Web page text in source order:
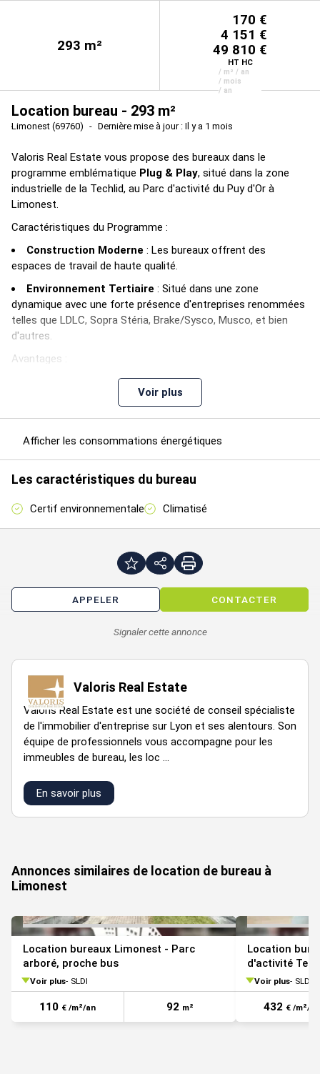
293 m²
170 €
4 151 €
49 810 €
HT HC
/ m² / an
/ mois
/ an
Location bureau - 293 m²
Limonest (69760) Dernière mise à jour : Il y a 1 mois
Valoris Real Estate vous propose des bureaux dans le
programme emblématique Plug & Play, situé dans la zone
industrielle de la Techlid, au Parc d'activité du Puy d'Or à
Limonest.
Caractéristiques du Programme :
Construction Moderne : Les bureaux offrent des
espaces de travail de haute qualité.
Environnement Tertiaire : Situé dans une zone
dynamique avec une forte présence d'entreprises renommées
telles que LDLC, Sopra Stéria, Brake/Sysco, Musco, et bien
d'autres.
Avantages :
: Proximité des axes autoroutiers pour un
Bureaux partiellement cloisonnés
Très Lumineux
Les bureaux disponibles immédiatement sont idéaux pour
des entreprises cherchant à s'implanter dans un
Contactez-nous dès aujourd'hui pour plus d'informations
Les informations sur les risques auxquels ce bien est exposé
sont disponibles sur le site Géorisques :
Hauteur libre : 2.70 m
90% des bureaux en 1er jour
Certification environnementale BREEAM Good
Plancher technique
Un ascenseur/bâtiment
Baie de brassage
Cuisine
Charges annuelles : 8813 € HT
Type de bail : Commercial
Honoraires à la charge du preneur : 15 % HT
Autoroute A6
RD 306 ou la RD 307
Bus ligne n°3 et ligne n°6 TECHLID Express (Gare de Vaise)
Voir plus
Afficher les consommations énergétiques
Les caractéristiques du bureau
Certif environnementale Climatisé
APPELER CONTACTER
Signaler cette annonce
Valoris Real Estate
Valoris Real Estate est une société de conseil spécialiste
de l'immobilier d'entreprise sur Lyon et ses alentours. Son
équipe de professionnels vous accompagne pour les
immeubles de bureau, les loc ...
En savoir plus
Annonces similaires de location de bureau à
Limonest
Location bureaux Limonest - Parc
arboré, proche bus
Voir plus SLDI
110 € /m²/an 92 m²
Location
d'activité
Voir plus SLDI
432 € /m²/an